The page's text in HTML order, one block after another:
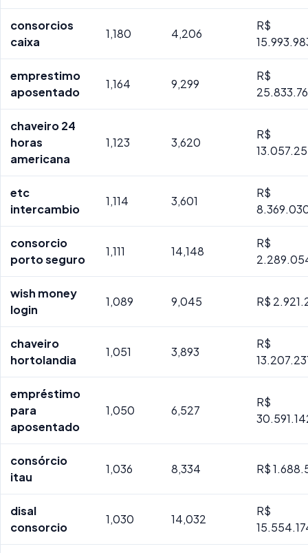
consorcios
caixa
1,180 4,206
R$
emprestimo
aposentado
1,164 9,299
R$
chaveiro 24
horas
americana
1,123 3,620
R$
etc
intercambio
1,114 3,601
R$
consorcio
porto seguro
1,111 14,148
R$
wish money
login
1,089 9,045 R$
chaveiro
hortolandia
1,051 3,893
R$
empréstimo
para
aposentado
1,050 6,527
R$
consórcio
itau
1,036 8,334 R$
disal
consorcio
1,030 14,032
R$